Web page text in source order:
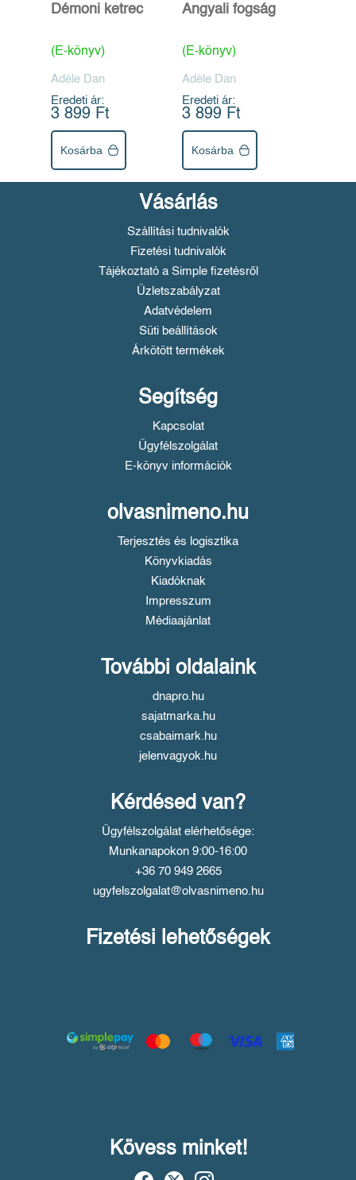
Démoni ketrec
(E-könyv)
Adéle Dan
Eredeti ár:
3 899 Ft
Kosárba
Angyali fogság
(E-könyv)
Adéle Dan
Eredeti ár:
3 899 Ft
Kosárba
Vásárlás
Szállítási tudnivalók
Fizetési tudnivalók
Tájékoztató a Simple fizetésről
Üzletszabályzat
Adatvédelem
Süti beállítások
Árkötött termékek
Segítség
Kapcsolat
Ügyfélszolgálat
E-könyv információk
olvasnimeno.hu
Terjesztés és logisztika
Könyvkiadás
Kiadóknak
Impresszum
Médiaajánlat
További oldalaink
dnapro.hu
sajatmarka.hu
csabaimark.hu
jelenvagyok.hu
Kérdésed van?
Ügyfélszolgálat elérhetősége:
Munkanapokon 9:00-16:00
+36 70 949 2665
ugyfelszolgalat@olvasnimeno.hu
Fizetési lehetőségek
Kövess minket!